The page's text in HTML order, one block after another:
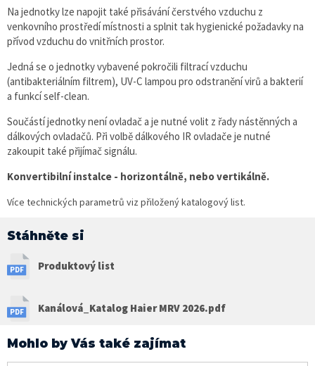
Na jednotky lze napojit také přisávání čerstvého vzduchu z
venkovního prostředí místnosti a splnit tak hygienické požadavky na
přívod vzduchu do vnitřních prostor.
Jedná se o jednotky vybavené pokročili filtrací vzduchu
(antibakteriálním filtrem), UV-C lampou pro odstranění virů a bakterií
a funkcí self-clean.
Součástí jednotky není ovladač a je nutné volit z řady nástěnných a
dálkových ovladačů. Při volbě dálkového IR ovladače je nutné
zakoupit také přijímač signálu.
Konvertibilní instalce - horizontálně, nebo vertikálně.
Více technických parametrů viz přiložený katalogový list.
Stáhněte si
Produktový list
Kanálová_Katalog Haier MRV 2026.pdf
Mohlo by Vás také zajímat